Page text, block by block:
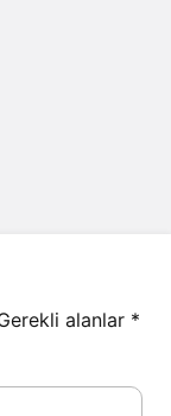
alanlar *